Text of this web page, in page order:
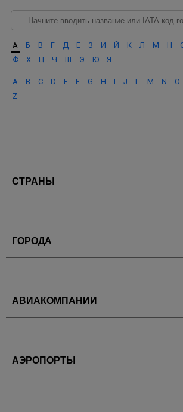
А Б В Г Д Е З И Й К Л М Н
Ф
Х Ц Ч Ш Э Ю Я
A B C D E F G H I J L M N O
Z
СТРАНЫ
ГОРОДА
АВИАКОМПАНИИ
АЭРОПОРТЫ